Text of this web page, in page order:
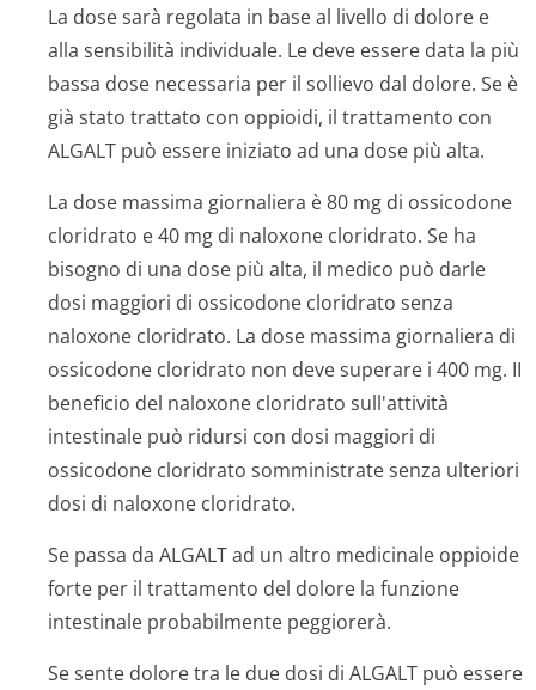
La dose sarà regolata in base al livello di dolore e
alla sensibilità individuale. Le deve essere data la più
bassa dose necessaria per il sollievo dal dolore. Se è
già stato trattato con oppioidi, il trattamento con
ALGALT può essere iniziato ad una dose più alta.
La dose massima giornaliera è 80 mg di ossicodone
cloridrato e 40 mg di naloxone cloridrato. Se ha
bisogno di una dose più alta, il medico può darle
dosi maggiori di ossicodone cloridrato senza
naloxone cloridrato. La dose massima giornaliera di
ossicodone cloridrato non deve superare i 400 mg. II
beneficio del naloxone cloridrato sull'attività
intestinale può ridursi con dosi maggiori di
ossicodone cloridrato somministrate senza ulteriori
dosi di naloxone cloridrato.
Se passa da ALGALT ad un altro medicinale oppioide
forte per il trattamento del dolore la funzione
intestinale probabilmente peggiorerà.
Se sente dolore tra le due dosi di ALGALT può essere